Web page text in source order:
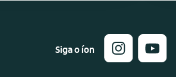
Siga o íon